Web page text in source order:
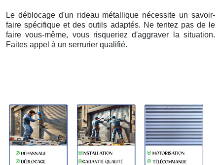
Le déblocage d'un rideau métallique nécessite un savoir-
faire spécifique et des outils adaptés. Ne tentez pas de le
faire vous-même, vous risqueriez d'aggraver la situation.
Faites appel à un serrurier qualifié.